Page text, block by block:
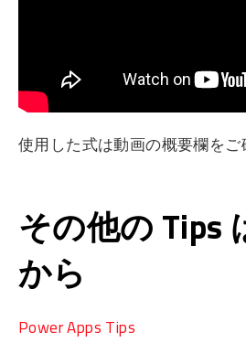
使用した式は動画の概要欄を
その他の Tips
から
Power Apps Tips